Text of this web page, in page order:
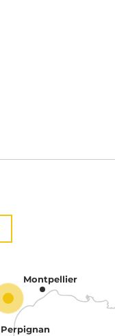
Montpellier
Perpignan